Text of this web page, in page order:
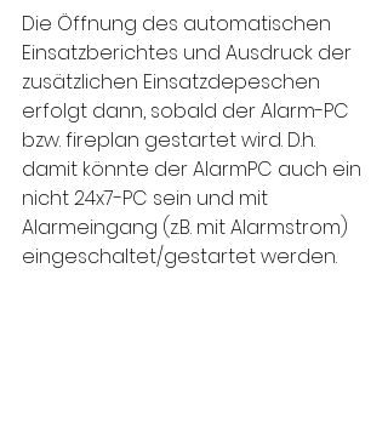
Die Öffnung des automatischen
Einsatzberichtes und Ausdruck der
zusätzlichen Einsatzdepeschen
erfolgt dann, sobald der Alarm-PC
bzw. fireplan gestartet wird. D.h.
damit könnte der AlarmPC auch ein
nicht 24x7-PC sein und mit
Alarmeingang (z.B. mit Alarmstrom)
eingeschaltet/gestartet werden.